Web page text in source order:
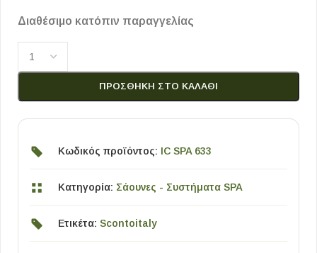
Διαθέσιμο κατόπιν παραγγελίας
ΠΡΟΣΘΉΚΗ ΣΤΟ ΚΑΛΆΘΙ
Κωδικός προϊόντος: IC SPA 633
Κατηγορία: Σάουνες - Συστήματα SPA
Ετικέτα: Scontoitaly